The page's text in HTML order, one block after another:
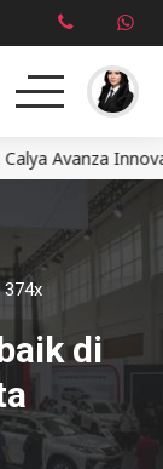
Innova
374x
di